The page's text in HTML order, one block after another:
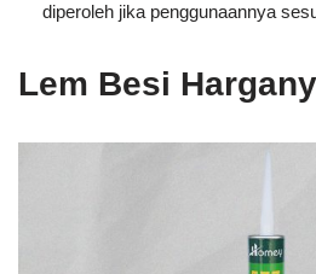
diperoleh jika penggunaannya
Lem Besi